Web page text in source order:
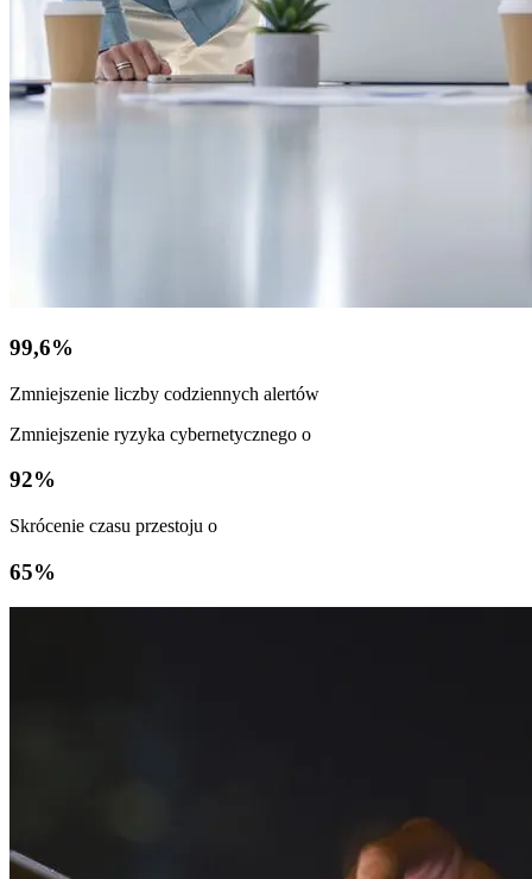
99,6%
Zmniejszenie liczby codziennych alertów
Zmniejszenie ryzyka cybernetycznego o
92%
Skrócenie czasu przestoju o
65%